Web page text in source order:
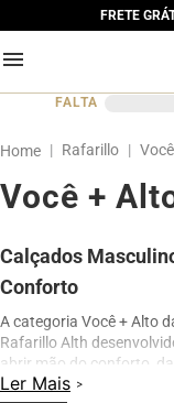
FRETE
FALTA
Rafarillo
Você +
Calçados
Conforto
A categoria Você + Alto
Rafarillo Alth
abrir mão do conforto,
Os calçados contam
Ler Mais